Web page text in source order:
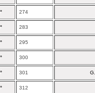
274
283
295
300
301
312